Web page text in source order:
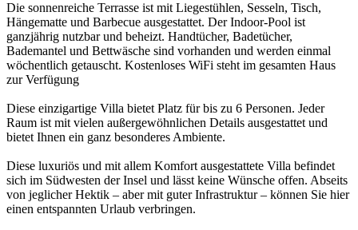
Die sonnenreiche Terrasse ist mit Liegestühlen, Sesseln, Tisch,
Hängematte und Barbecue ausgestattet. Der Indoor-Pool ist
ganzjährig nutzbar und beheizt. Handtücher, Badetücher,
Bademantel und Bettwäsche sind vorhanden und werden einmal
wöchentlich getauscht. Kostenloses WiFi steht im gesamten Haus
zur Verfügung
Diese einzigartige Villa bietet Platz für bis zu 6 Personen. Jeder
Raum ist mit vielen außergewöhnlichen Details ausgestattet und
bietet Ihnen ein ganz besonderes Ambiente.
Diese luxuriös und mit allem Komfort ausgestattete Villa befindet
sich im Südwesten der Insel und lässt keine Wünsche offen. Abseits
von jeglicher Hektik – aber mit guter Infrastruktur – können Sie hier
einen entspannten Urlaub verbringen.